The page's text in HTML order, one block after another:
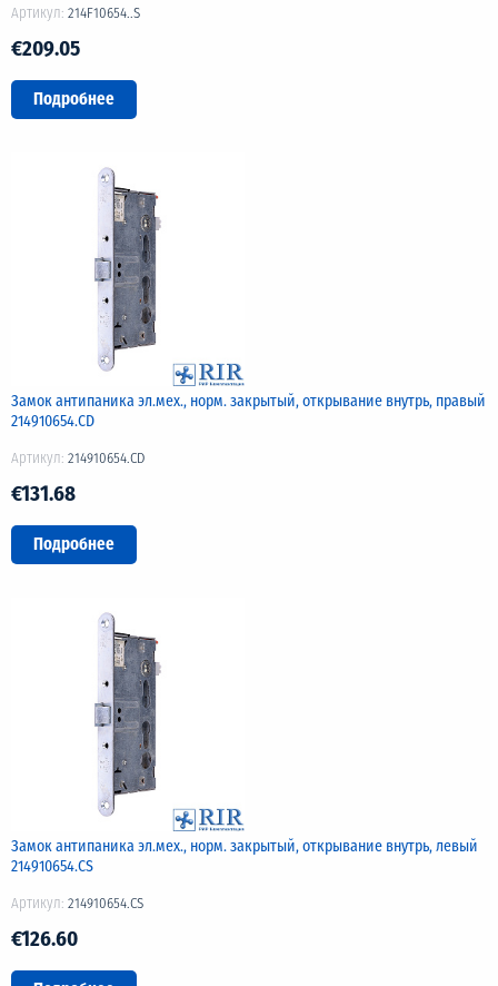
Артикул: 214F10654..S
€209.05
Подробнее
Замок антипаника эл.мех., норм. закрытый, открывание внутрь, правый
214910654.CD
Артикул: 214910654.CD
€131.68
Подробнее
Замок антипаника эл.мех., норм. закрытый, открывание внутрь, левый
214910654.CS
Артикул: 214910654.CS
€126.60